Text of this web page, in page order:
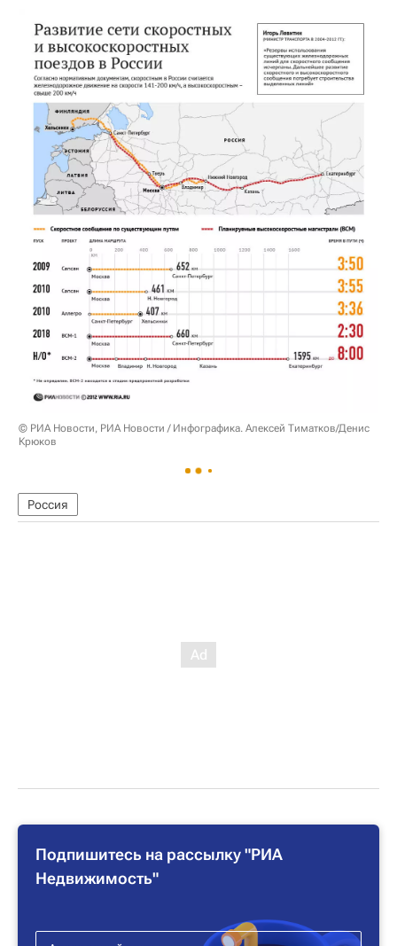
© РИА Новости, РИА Новости / Инфографика. Алексей Тиматков/Денис
Крюков
Россия
Подпишитесь на рассылку "РИА
Недвижимость"